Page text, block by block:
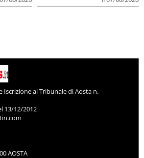
al Tribunale di Aosta n.
13/12/2012
AOSTA